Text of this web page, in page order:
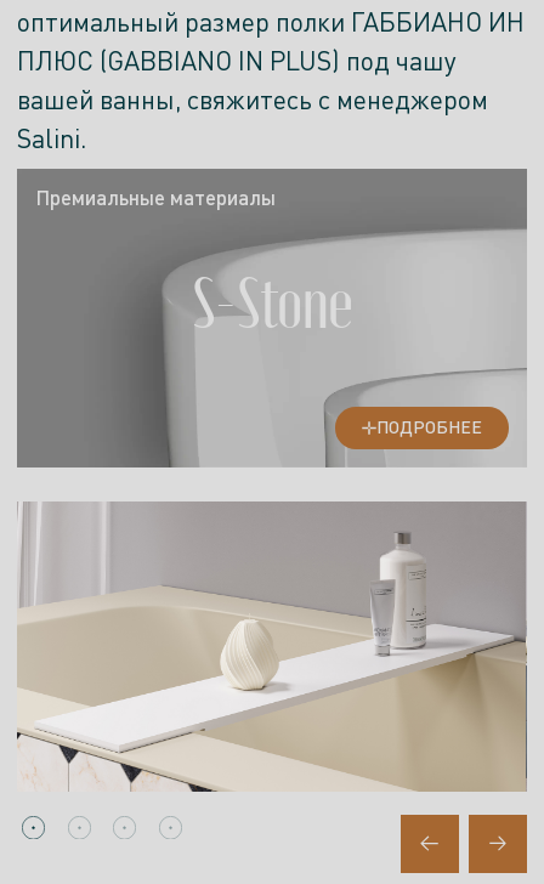
оптимальный размер полки ГАББИАНО ИН
ПЛЮС (GABBIANO IN PLUS) под чашу
вашей ванны, свяжитесь с менеджером
Salini.
Премиальные материалы
S-Stone
ПОДРОБНЕЕ